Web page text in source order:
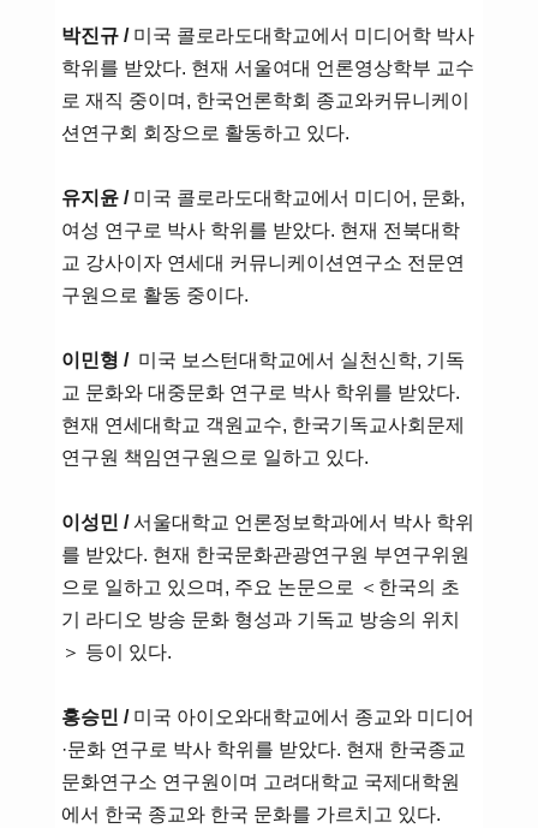
박진규 /미국 콜로라도대학교에서 미디어학 박사
학위를 받았다. 현재 서울여대 언론영상학부 교수
로 재직 중이며, 한국언론학회 종교와커뮤니케이
션연구회 회장으로 활동하고 있다.
유지윤 /미국 콜로라도대학교에서 미디어, 문화,
여성 연구로 박사 학위를 받았다. 현재 전북대학
교 강사이자 연세대 커뮤니케이션연구소 전문연
구원으로 활동 중이다.
이민형 / 미국 보스턴대학교에서 실천신학, 기독
교 문화와 대중문화 연구로 박사 학위를 받았다.
현재 연세대학교 객원교수, 한국기독교사회문제
연구원 책임연구원으로 일하고 있다.
이성민 /서울대학교 언론정보학과에서 박사 학위
를 받았다. 현재 한국문화관광연구원 부연구위원
으로 일하고 있으며, 주요 논문으로 ＜한국의 초
기 라디오 방송 문화 형성과 기독교 방송의 위치
＞ 등이 있다.
홍승민 /미국 아이오와대학교에서 종교와 미디어
·문화 연구로 박사 학위를 받았다. 현재 한국종교
문화연구소 연구원이며 고려대학교 국제대학원
에서 한국 종교와 한국 문화를 가르치고 있다.